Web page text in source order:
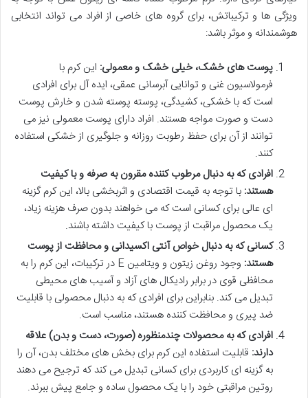
ویژگی ها و ترکیباتش، برای گروه های خاصی از افراد می تواند انتخابی
هوشمندانه و موثر باشد:
پوست های خشک، خیلی خشک و معمولی: این کرم با
فرمولاسیون غنی و توانایی آبرسانی عمقی، ایده آل برای افرادی
است که با خشکی، کشیدگی، پوسته پوسته شدن و خارش پوست
دست و صورت مواجه هستند. افراد دارای پوست معمولی نیز می
توانند از آن برای حفظ رطوبت روزانه و جلوگیری از خشکی استفاده
کنند.
افرادی که به دنبال مرطوب کننده مقرون به صرفه و با کیفیت
هستند: با توجه به قیمت اقتصادی و اثربخشی بالا، این کرم گزینه
ای عالی برای کسانی است که می خواهند بدون صرف هزینه زیاد،
یک محصول مراقبت از پوست با کیفیت داشته باشند.
کسانی که به دنبال خواص آنتی اکسیدانی و محافظت از پوست
هستند:
وجود روغن زیتون و ویتامین E در ترکیبات، این کرم را به
محافظی قوی در برابر رادیکال های آزاد و آسیب های محیطی
تبدیل می کند. بنابراین برای افرادی که به دنبال محصولی با قابلیت
ضد پیری و محافظت کننده هستند، مناسب است.
افرادی که به محصولات چندمنظوره (صورت، دست و بدن) علاقه
دارند: قابلیت استفاده این کرم برای بخش های مختلف بدن، آن را
به گزینه ای کاربردی برای کسانی تبدیل می کند که ترجیح می دهند
روتین مراقبتی خود را با یک محصول ساده و جامع پیش ببرند.